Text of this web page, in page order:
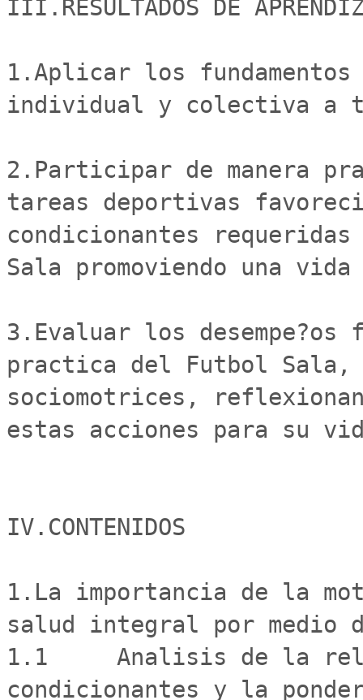
III.RESULTADOS DE
1.Aplicar los
individual y colectiva a
2.Participar de manera
tareas deportivas
condicionantes
Sala promoviendo una
3.Evaluar los
practica del Futbol Sala,
sociomotrices,
estas acciones para su
IV.CONTENIDOS
1.La importancia de la
salud integral por medio
1.1	Analisis de la relacion entre las capacidades
condicionantes y la